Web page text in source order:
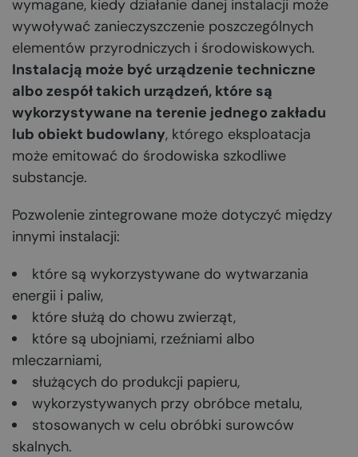
wymagane, kiedy działanie danej instalacji może
wywoływać zanieczyszczenie poszczególnych
elementów przyrodniczych i środowiskowych.
Instalacją może być urządzenie techniczne
albo zespół takich urządzeń, które są
wykorzystywane na terenie jednego zakładu
lub obiekt budowlany, którego eksploatacja
może emitować do środowiska szkodliwe
substancje.
Pozwolenie zintegrowane może dotyczyć między
innymi instalacji:
które są wykorzystywane do wytwarzania
energii i paliw,
które służą do chowu zwierząt,
które są ubojniami, rzeźniami albo
mleczarniami,
służących do produkcji papieru,
wykorzystywanych przy obróbce metalu,
stosowanych w celu obróbki surowców
skalnych.